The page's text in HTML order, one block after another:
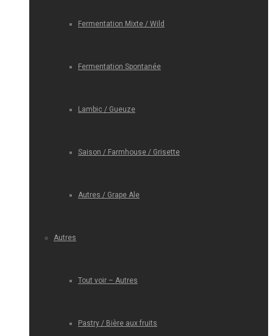
Fermentation Mixte / Wild
Fermentation Spontanée
Lambic / Gueuze
Saison / Farmhouse / Grisette
Autres / Grape Ale
Autres
Tout voir – Autres
Pastry / Bière aux fruits